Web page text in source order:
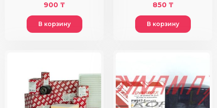
900 ₸
В корзину
850 ₸
В корзину